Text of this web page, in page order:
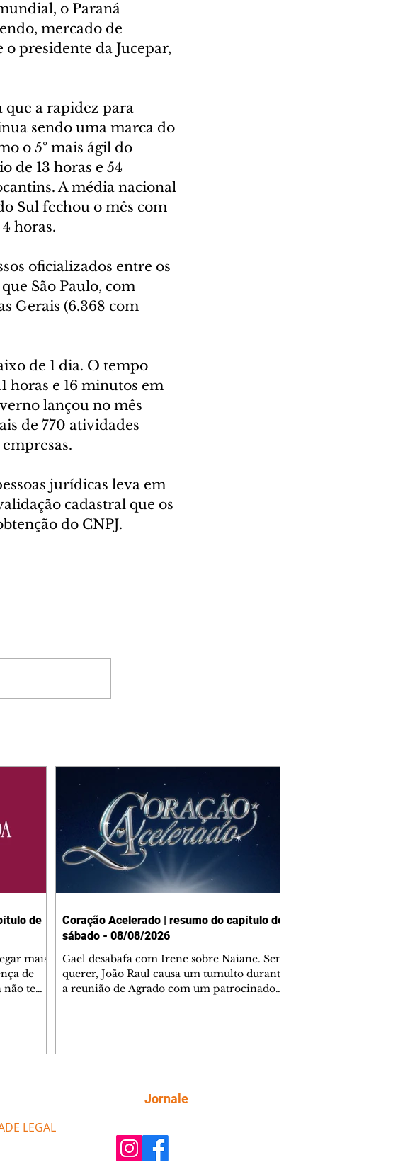
o Paraná
mercado de
o presidente da Jucepar,
a rapidez para
sendo uma marca do
o 5º mais ágil do
de 13 horas e 54
A média nacional
Sul fechou o mês com
horas.
oficializados entre os
São Paulo, com
Gerais (6.368 com
de 1 dia. O tempo
horas e 16 minutos em
lançou no mês
de 770 atividades
jurídicas leva em
cadastral que os
do CNPJ.
de
mais
de
tem
de
Coração Acelerado | resumo do capítulo de
sábado - 08/08/2026
Gael desabafa com Irene sobre Naiane. Sem
querer, João Raul causa um tumulto durante
a reunião de Agrado com um patrocinador.
inventa para Agrado que não está
conseguindo conviver com seu sucesso, e
LEGAL
Jornale